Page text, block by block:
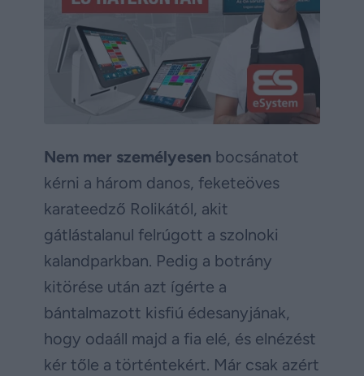
Nem mer személyesen bocsánatot
kérni a három danos, feketeöves
karateedző Rolikától, akit
gátlástalanul felrúgott a szolnoki
kalandparkban. Pedig a botrány
kitörése után azt ígérte a
bántalmazott kisfiú édesanyjának,
hogy odaáll majd a fia elé, és elnézést
kér tőle a történtekért. Már csak azért